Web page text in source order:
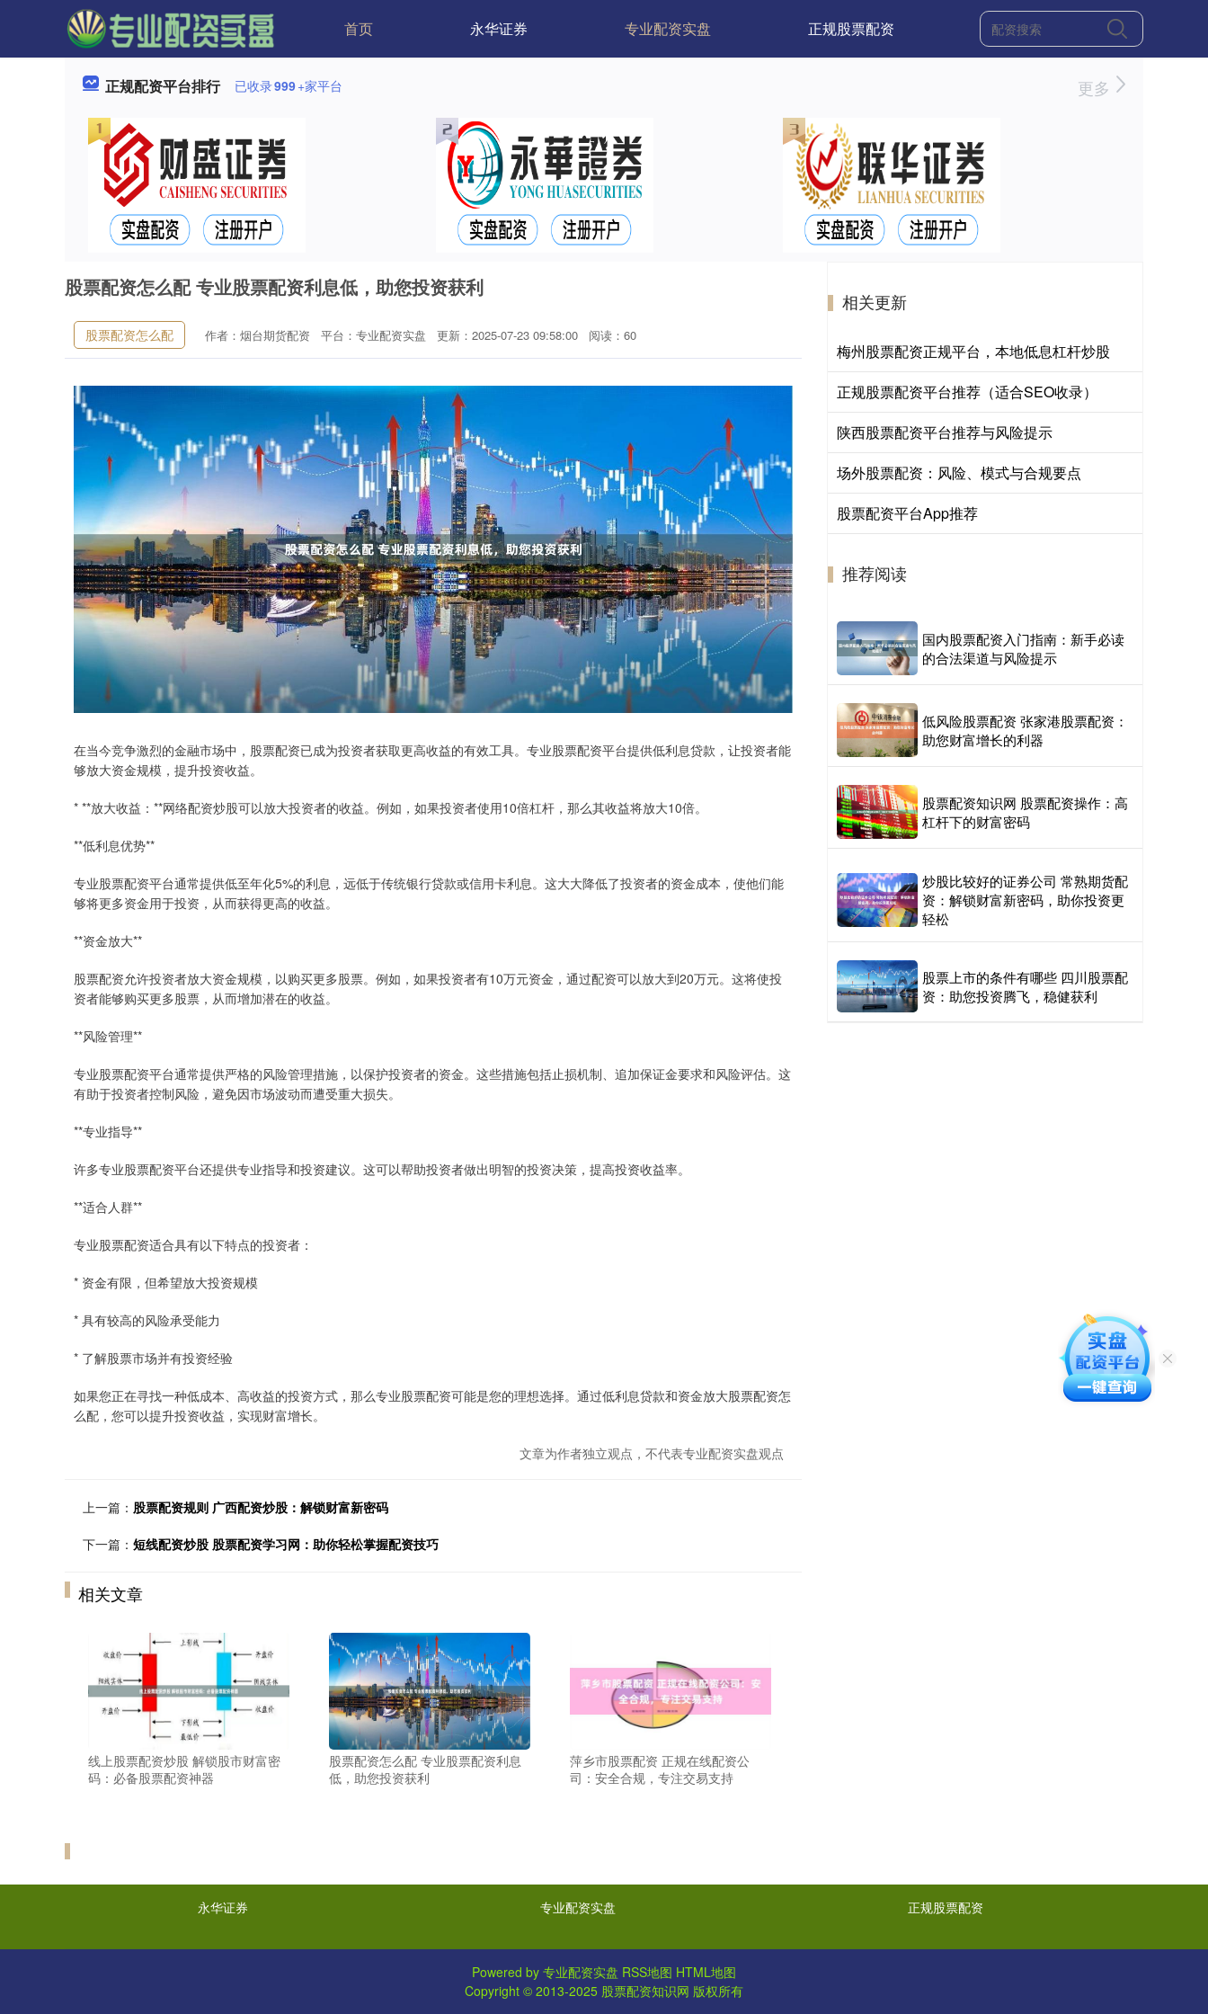
首页 永华证券 专业配资实盘 正规股票配资
正规配资平台排行 已收录999+家平台 更多
股票配资怎么配 专业股票配资利息低，助您投资获利
股票配资怎么配 作者：烟台期货配资 平台：专业配资实盘 更新：2025-07-23 09:58:00 阅读：60
在当今竞争激烈的金融市场中，股票配资已成为投资者获取更高收益的有效工具。专业股票配资平台提供低利息贷款，让投资者能
够放大资金规模，提升投资收益。
* **放大收益：**网络配资炒股可以放大投资者的收益。例如，如果投资者使用10倍杠杆，那么其收益将放大10倍。
**低利息优势**
专业股票配资平台通常提供低至年化5%的利息，远低于传统银行贷款或信用卡利息。这大大降低了投资者的资金成本，使他们能
够将更多资金用于投资，从而获得更高的收益。
**资金放大**
股票配资允许投资者放大资金规模，以购买更多股票。例如，如果投资者有10万元资金，通过配资可以放大到20万元。这将使投
资者能够购买更多股票，从而增加潜在的收益。
**风险管理**
专业股票配资平台通常提供严格的风险管理措施，以保护投资者的资金。这些措施包括止损机制、追加保证金要求和风险评估。这
有助于投资者控制风险，避免因市场波动而遭受重大损失。
**专业指导**
许多专业股票配资平台还提供专业指导和投资建议。这可以帮助投资者做出明智的投资决策，提高投资收益率。
**适合人群**
专业股票配资适合具有以下特点的投资者：
* 资金有限，但希望放大投资规模
* 具有较高的风险承受能力
* 了解股票市场并有投资经验
如果您正在寻找一种低成本、高收益的投资方式，那么专业股票配资可能是您的理想选择。通过低利息贷款和资金放大股票配资怎
么配，您可以提升投资收益，实现财富增长。
文章为作者独立观点，不代表专业配资实盘观点
上一篇： 股票配资规则 广西配资炒股：解锁财富新密码
下一篇： 短线配资炒股 股票配资学习网：助你轻松掌握配资技巧
相关文章
线上股票配资炒股 解锁股市财富密
码：必备股票配资神器
股票配资怎么配 专业股票配资利息
低，助您投资获利
萍乡市股票配资 正规在线配资公
司：安全合规，专注交易支持
相关更新
梅州股票配资正规平台，本地低息杠杆炒股
正规股票配资平台推荐（适合SEO收录）
陕西股票配资平台推荐与风险提示
场外股票配资：风险、模式与合规要点
股票配资平台App推荐
推荐阅读
国内股票配资入门指南：新手必读
的合法渠道与风险提示
低风险股票配资 张家港股票配资：
助您财富增长的利器
股票配资知识网 股票配资操作：高
杠杆下的财富密码
炒股比较好的证券公司 常熟期货配
资：解锁财富新密码，助你投资更
轻松
股票上市的条件有哪些 四川股票配
资：助您投资腾飞，稳健获利
永华证券 专业配资实盘 正规股票配资
Powered by 专业配资实盘 RSS地图 HTML地图
Copyright © 2013-2025 股票配资知识网 版权所有